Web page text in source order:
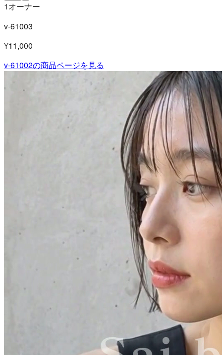
1オーナー
v-61003
¥11,000
v-61002の商品ページを見る